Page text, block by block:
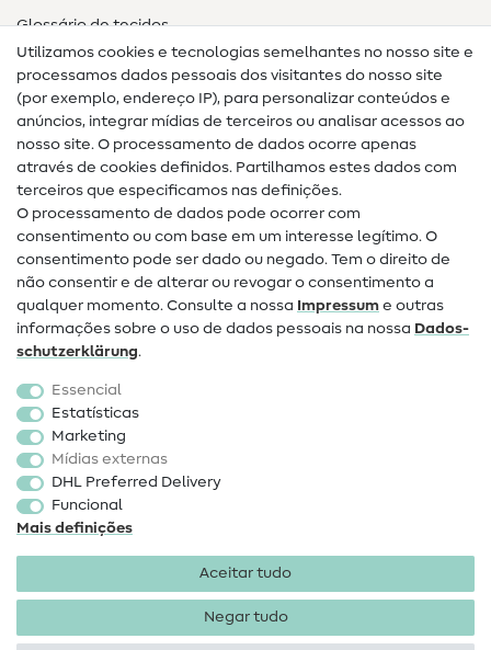
Glossário de tecidos
Guias de costura
Ajuda e contacto
Contacto
Mudança de proprietário
Perguntas frequentes (FAQ)
Direito de cancelamento
Popular
Tecidos
Acessórios de costura
Promoção
Utilizamos cookies e tecnologias semelhantes no nosso site e
processamos dados pessoais dos visitantes do nosso site
(por exemplo, endereço IP), para personalizar conteúdos e
anúncios, integrar mídias de terceiros ou analisar acessos ao
nosso site. O processamento de dados ocorre apenas
através de cookies definidos. Partilhamos estes dados com
terceiros que especificamos nas definições.
O processamento de dados pode ocorrer com
consentimento ou com base em um interesse legítimo. O
consentimento pode ser dado ou negado. Tem o direito de
não consentir e de alterar ou revogar o consentimento a
qualquer momento. Consulte a nossa Impressum e outras
informações sobre o uso de dados pessoais na nossa Dados­
schutz­erklärung.
Essencial
Estatísticas
Marketing
Mídias externas
DHL Preferred Delivery
Funcional
Mais definições
Aceitar tudo
Negar tudo
Proteção de dados
condições
Direito de rescisão